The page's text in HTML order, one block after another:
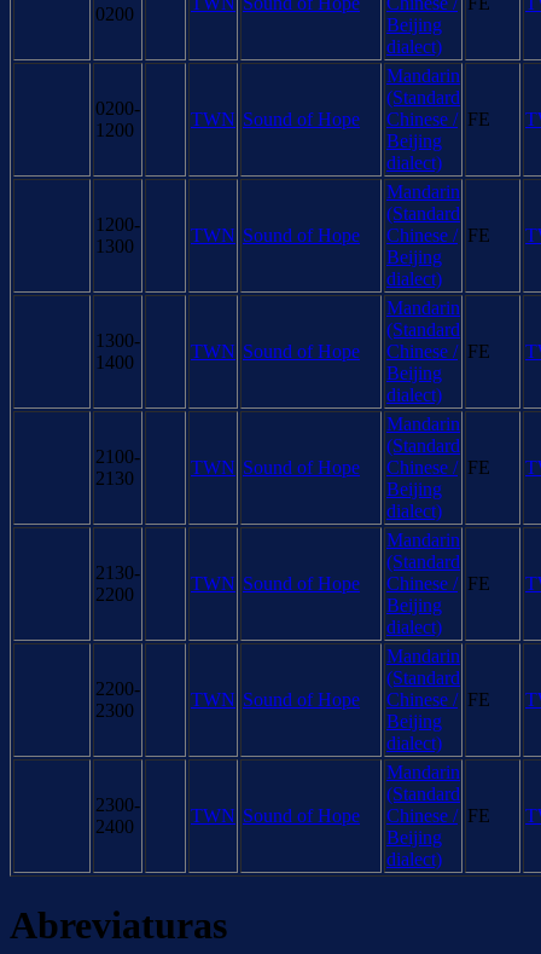
0200
Beijing
dialect)
0200-
1200
TWN Sound of Hope
Mandarin
(Standard
Chinese /
Beijing
dialect)
FE
1200-
1300
TWN Sound of Hope
Mandarin
(Standard
Chinese /
Beijing
dialect)
FE
1300-
1400
TWN Sound of Hope
Mandarin
(Standard
Chinese /
Beijing
dialect)
FE
2100-
2130
TWN Sound of Hope
Mandarin
(Standard
Chinese /
Beijing
dialect)
FE
2130-
2200
TWN Sound of Hope
Mandarin
(Standard
Chinese /
Beijing
dialect)
FE
2200-
2300
TWN Sound of Hope
Mandarin
(Standard
Chinese /
Beijing
dialect)
FE
2300-
2400
TWN Sound of Hope
Mandarin
(Standard
Chinese /
Beijing
dialect)
FE
Abreviaturas